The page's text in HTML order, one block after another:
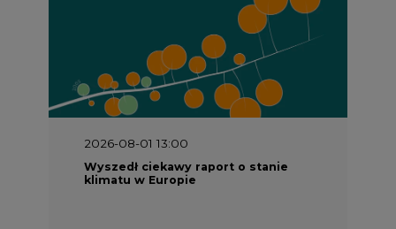
2026-08-01 13:00
Wyszedł ciekawy raport o stanie
klimatu w Europie